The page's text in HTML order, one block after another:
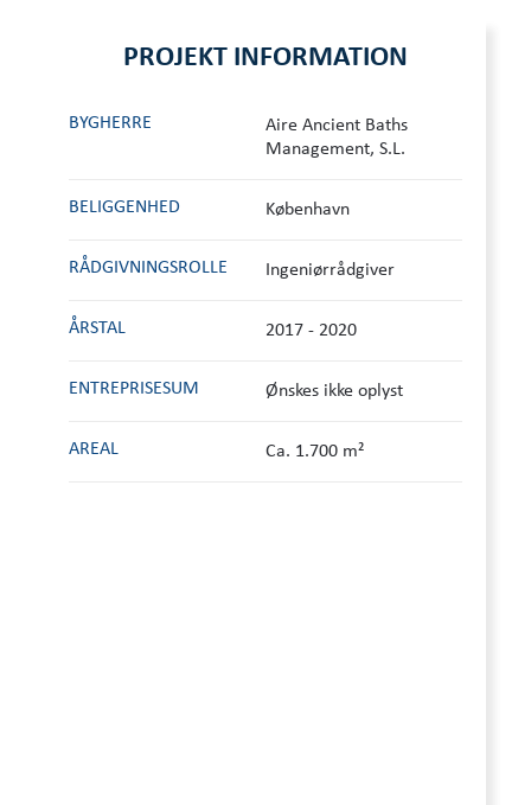
PROJEKT INFORMATION
BYGHERRE
Aire Ancient Baths
Management, S.L.
BELIGGENHED København
RÅDGIVNINGS­ROLLE Ingeniørrådgiver
ÅRSTAL 2017 - 2020
ENTREPRISESUM Ønskes ikke oplyst
AREAL Ca. 1.700 m²